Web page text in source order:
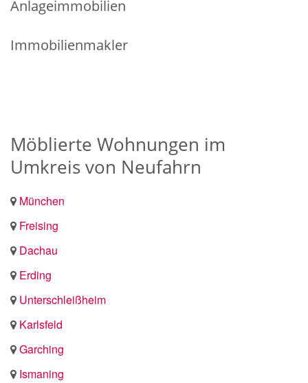
Anlageimmobilien
Immobilienmakler
Möblierte Wohnungen im
Umkreis von Neufahrn
München
Freising
Dachau
Erding
Unterschleißheim
Karlsfeld
Garching
Ismaning